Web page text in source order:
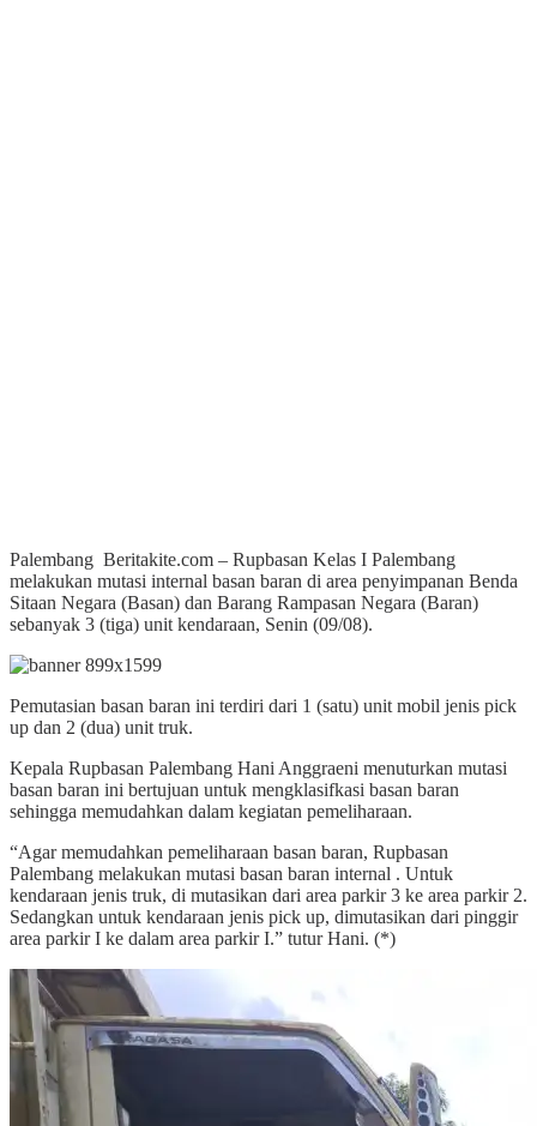
Palembang Beritakite.com – Rupbasan Kelas I Palembang
melakukan mutasi internal basan baran di area penyimpanan Benda
Sitaan Negara (Basan) dan Barang Rampasan Negara (Baran)
sebanyak 3 (tiga) unit kendaraan, Senin (09/08).
Pemutasian basan baran ini terdiri dari 1 (satu) unit mobil jenis pick
up dan 2 (dua) unit truk.
Kepala Rupbasan Palembang Hani Anggraeni menuturkan mutasi
basan baran ini bertujuan untuk mengklasifkasi basan baran
sehingga memudahkan dalam kegiatan pemeliharaan.
“Agar memudahkan pemeliharaan basan baran, Rupbasan
Palembang melakukan mutasi basan baran internal . Untuk
kendaraan jenis truk, di mutasikan dari area parkir 3 ke area parkir 2.
Sedangkan untuk kendaraan jenis pick up, dimutasikan dari pinggir
area parkir I ke dalam area parkir I.” tutur Hani. (*)